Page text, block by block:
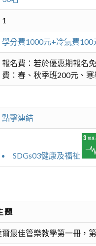
1
學分費1000元+冷氣費100
報名費：若於優惠期報名
費：春、秋季班200元、
點擊連結
SDGs03健康及福祉
題
爾最佳管樂教學第一冊，